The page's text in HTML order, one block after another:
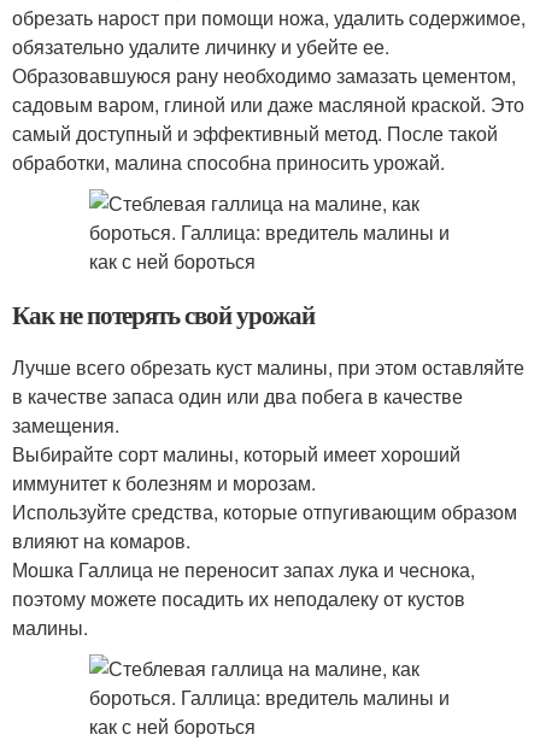
обрезать нарост при помощи ножа, удалить содержимое,
обязательно удалите личинку и убейте ее.
Образовавшуюся рану необходимо замазать цементом,
садовым варом, глиной или даже масляной краской. Это
самый доступный и эффективный метод. После такой
обработки, малина способна приносить урожай.
Как не потерять свой урожай
Лучше всего обрезать куст малины, при этом оставляйте
в качестве запаса один или два побега в качестве
замещения.
Выбирайте сорт малины, который имеет хороший
иммунитет к болезням и морозам.
Используйте средства, которые отпугивающим образом
влияют на комаров.
Мошка Галлица не переносит запах лука и чеснока,
поэтому можете посадить их неподалеку от кустов
малины.